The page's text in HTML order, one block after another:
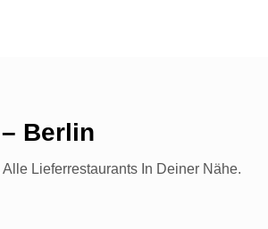
Berlin
Lieferrestaurants In Deiner Nähe.